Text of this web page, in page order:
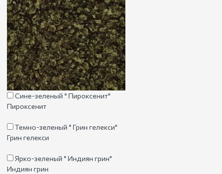
Сине-зеленый " Пироксенит"
Пироксенит
Темно-зеленый " Грин гелекси"
Грин гелекси
Ярко-зеленый " Индиян грин"
Индиян грин